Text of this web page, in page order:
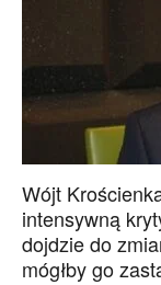
Wójt
intensywną
dojdzie do
mógłby go